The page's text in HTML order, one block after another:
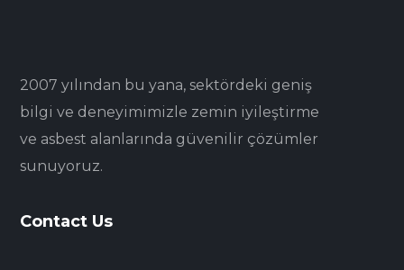
2007 yılından bu yana, sektördeki geniş
bilgi ve deneyimimizle zemin iyileştirme
ve asbest alanlarında güvenilir çözümler
sunuyoruz.
Contact Us